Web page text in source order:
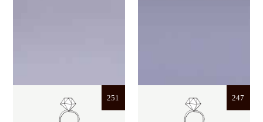
251 247